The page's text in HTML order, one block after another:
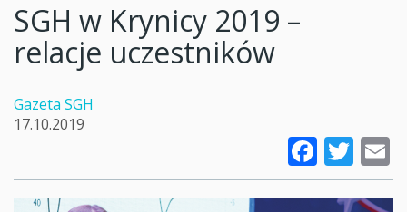
SGH w Krynicy 2019 –
relacje uczestników
Gazeta SGH
17.10.2019